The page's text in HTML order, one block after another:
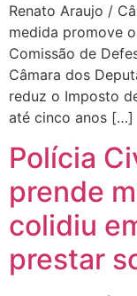
Renato Araujo /
medida promove
Comissão de
Câmara dos
reduz o Imposto
até cinco anos […]
Polícia
prende
colidiu
prestar